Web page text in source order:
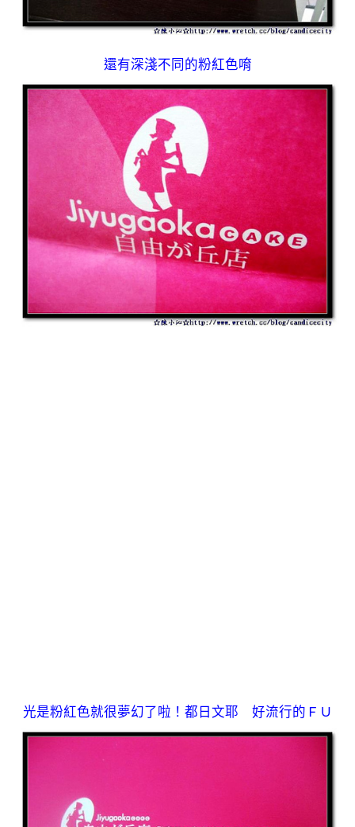
還有深淺不同的粉紅色唷
光是粉紅色就很夢幻了啦！都日文耶 好流行的ＦＵ